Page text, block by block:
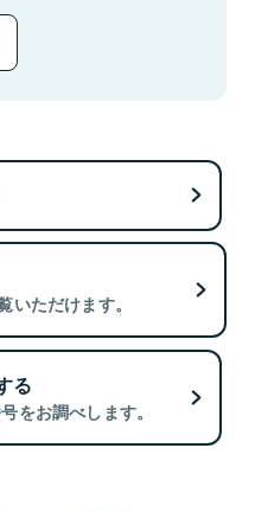
いただけます。
る
をお調べします。